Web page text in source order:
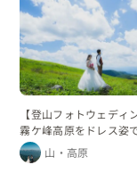
【登山フォトウェディ
霧ケ峰高原をドレス姿
ブに 山・高原